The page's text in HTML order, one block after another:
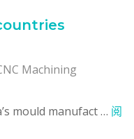
Machining
mould manufact … 阅